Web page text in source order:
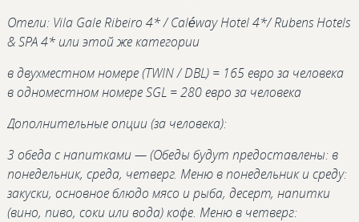
Отели: Vila Gale Ribeiro 4* / Caléway Hotel 4*/ Rubens Hotels
& SPA 4* или этой же категории
в двухместном номере (TWIN / DBL) = 165 евро за человека
в одноместном номере SGL = 280 евро за человека
Дополнительные опции (за человека):
3 обеда с напитками — (Обеды будут предоставлены: в
понедельник, среда, четверг. Меню в понедельник и среду:
закуски, основное блюдо мясо и рыба, десерт, напитки
(вино, пиво, соки или вода) кофе. Меню в четверг: